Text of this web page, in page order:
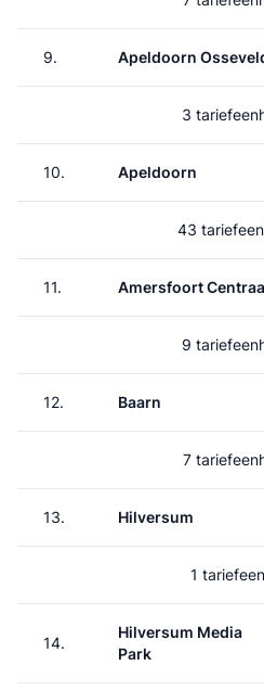
9. Apeldoorn
3
10. Apeldoorn
43
11. Amersfoort
9
12. Baarn
7
13. Hilversum
1
14.
Hilversum Media
Park